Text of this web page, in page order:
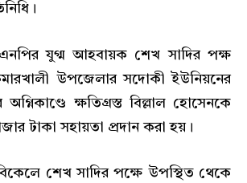
যুগ্ম আহবায়ক শেখ সাদির পক্ষ
উপজেলার সদোকী ইউনিয়নের
ক্ষতিগ্রস্ত বিল্লাল হোসেনকে
টাকা সহায়তা প্রদান করা হয়।
শেখ সাদির পক্ষে উপস্থিত থেকে